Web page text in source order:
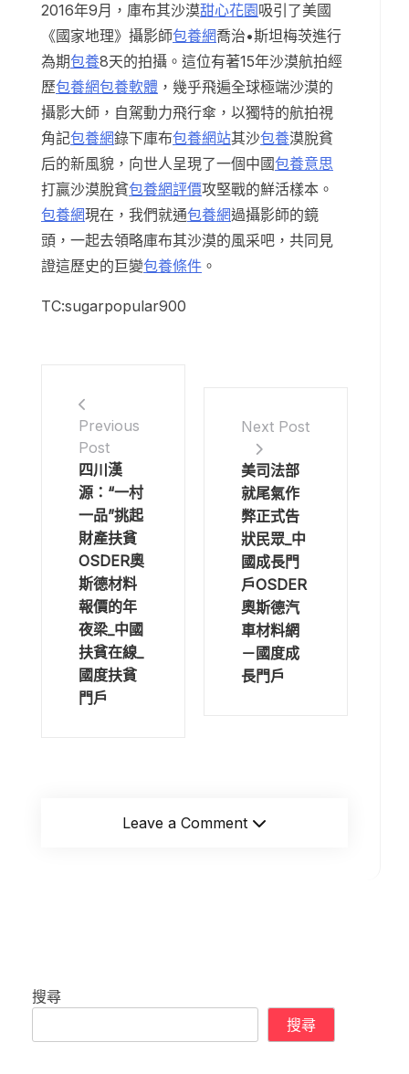
2016年9月，庫布其沙漠甜心花園吸引了美國
《國家地理》攝影師包養網喬治•斯坦梅茨進行
為期包養8天的拍攝。這位有著15年沙漠航拍經
歷包養網包養軟體 ，幾乎飛遍全球極端沙漠的
攝影大師，自駕動力飛行傘，以獨特的航拍視
角記包養網錄下庫布包養網站其沙包養漠脫貧
后的新風貌，向世人呈現了一個中國包養意思
打贏沙漠脫貧包養網評價攻堅戰的鮮活樣本。
包養網現在，我們就通包養網過攝影師的鏡
頭，一起去領略庫布其沙漠的風采吧，共同見
證這歷史的巨變包養條件 。
TC:sugarpopular900
Previous
Post
四川漢
源：“一村
一品”挑起
財產扶貧
OSDER奧
斯德材料
報價的年
夜梁_中國
扶貧在線_
國度扶貧
門戶
Next Post
美司法部
就尾氣作
弊正式告
狀民眾_中
國成長門
戶OSDER
奧斯德汽
車材料網
－國度成
長門戶
Leave a Comment
搜尋
搜尋